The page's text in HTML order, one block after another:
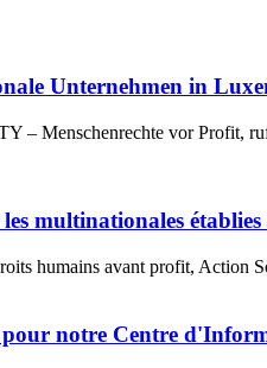
Unternehmen in
– Menschenrechte vor Profit,
multinationales
humains avant profit, Action
pour notre Centre